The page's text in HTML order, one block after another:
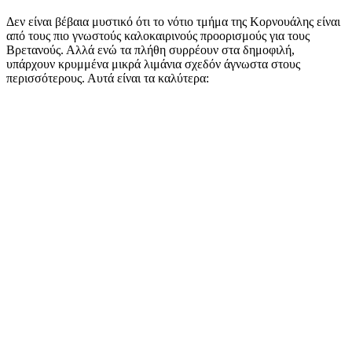
Δεν είναι βέβαια μυστικό ότι το νότιο τμήμα της Κορνουάλης είναι
από τους πιο γνωστούς καλοκαιρινούς προορισμούς για τους
Βρετανούς. Αλλά ενώ τα πλήθη συρρέουν στα δημοφιλή,
υπάρχουν κρυμμένα μικρά λιμάνια σχεδόν άγνωστα στους
περισσότερους. Αυτά είναι τα καλύτερα: